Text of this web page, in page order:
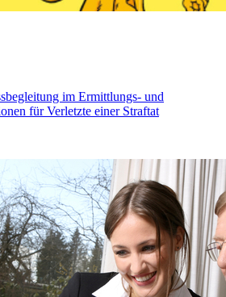
im Ermittlungs- und
für Verletzte einer Straftat